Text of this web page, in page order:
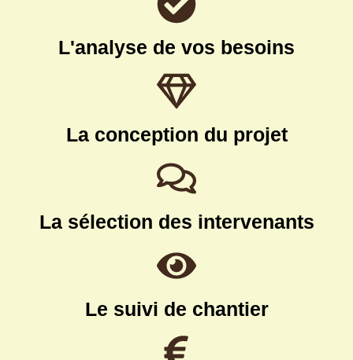
L'analyse de vos besoins
La conception du projet
La sélection des intervenants
Le suivi de chantier